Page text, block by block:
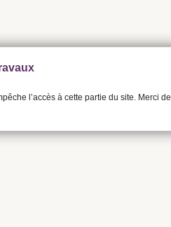
l’accès à cette partie du site. Merci de